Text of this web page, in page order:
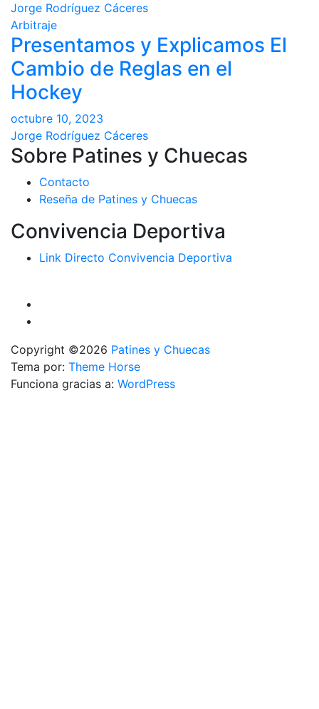
Jorge Rodríguez Cáceres
Arbitraje
Presentamos y Explicamos El
Cambio de Reglas en el
Hockey
octubre 10, 2023
Jorge Rodríguez Cáceres
Sobre Patines y Chuecas
Contacto
Reseña de Patines y Chuecas
Convivencia Deportiva
Link Directo Convivencia Deportiva
Copyright ©2026 Patines y Chuecas
Tema por: Theme Horse
Funciona gracias a: WordPress